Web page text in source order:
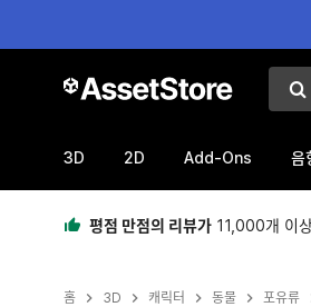
에
3D 2D Add-Ons 음
평점 만점의 리뷰가 11,000개 이
홈 3D 캐릭터 동물 포유류